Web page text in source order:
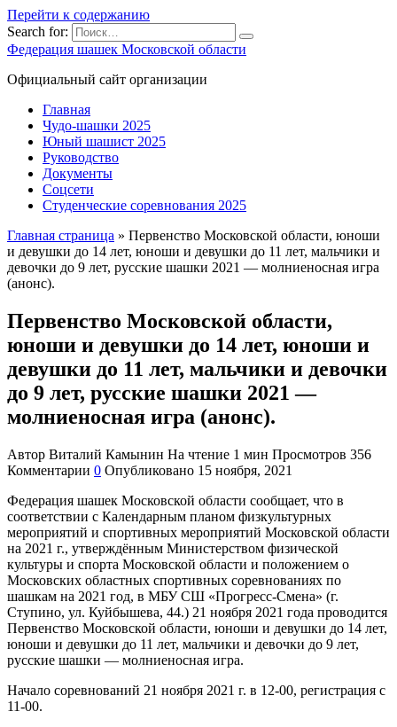
Перейти к содержанию
Search for:
Федерация шашек Московской области
Официальный сайт организации
Главная
Чудо-шашки 2025
Юный шашист 2025
Руководство
Документы
Соцсети
Студенческие соревнования 2025
Главная страница » Первенство Московской области, юноши
и девушки до 14 лет, юноши и девушки до 11 лет, мальчики и
девочки до 9 лет, русские шашки 2021 — молниеносная игра
(анонс).
Первенство Московской области,
юноши и девушки до 14 лет, юноши и
девушки до 11 лет, мальчики и девочки
до 9 лет, русские шашки 2021 —
молниеносная игра (анонс).
Автор Виталий Камынин На чтение 1 мин Просмотров 356
Комментарии 0 Опубликовано 15 ноября, 2021
Федерация шашек Московской области сообщает, что в
соответствии с Календарным планом физкультурных
мероприятий и спортивных мероприятий Московской области
на 2021 г., утверждённым Министерством физической
культуры и спорта Московской области и положением о
Московских областных спортивных соревнованиях по
шашкам на 2021 год, в МБУ СШ «Прогресс-Смена» (г.
Ступино, ул. Куйбышева, 44.) 21 ноября 2021 года проводится
Первенство Московской области, юноши и девушки до 14 лет,
юноши и девушки до 11 лет, мальчики и девочки до 9 лет,
русские шашки — молниеносная игра.
Начало соревнований 21 ноября 2021 г. в 12-00, регистрация с
11-00.